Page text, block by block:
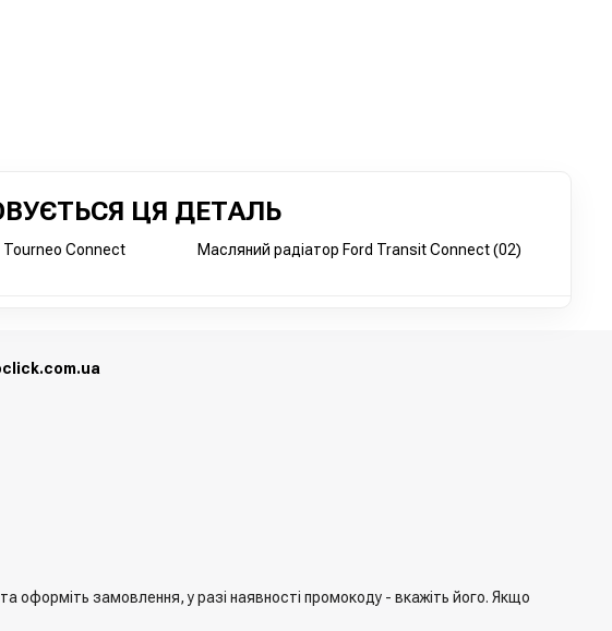
ЦЯ ДЕТАЛЬ
Tourneo Connect
Масляний радіатор Ford Transit Connect (02)
оформіть замовлення, у разі наявності промокоду - вкажіть його. Якщо